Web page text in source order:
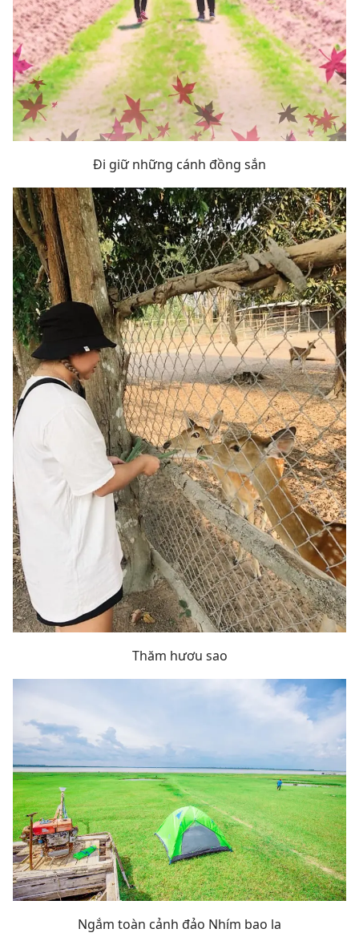
Đi giữ những cánh đồng sắn
Thăm hươu sao
Ngắm toàn cảnh đảo Nhím bao la